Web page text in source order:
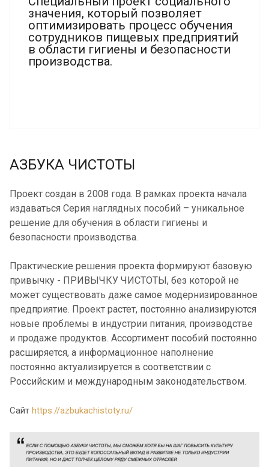
значения, который позволяет
оптимизировать процесс обучения
сотрудников пищевых предприятий
в области гигиены и безопасности
производства.
АЗБУКА ЧИСТОТЫ
Проект создан в 2008 года. В рамках проекта начала
издаваться Серия наглядных пособий – уникальное
решение для обучения в области гигиены и
безопасности производства.
Практические решения проекта формируют базовую
привычку - ПРИВЫЧКУ ЧИСТОТЫ, без которой не
может существовать даже самое модернизированное
предприятие. Проект растет, постоянно анализируются
новые проблемы в индустрии питания, производстве
и продаже продуктов. Ассортимент пособий постоянно
расширяется, а информационное наполнение
постоянно актуализируется в соответствии с
Российским и международным законодательством.
Сайт https://azbukachistoty.ru/